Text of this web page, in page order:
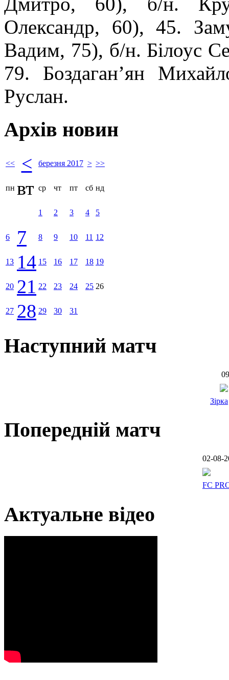
Олександр, 60), 45.
Вадим, 75), б/н. Білоус
79. Боздаган’ян
Руслан.
Архів новин
<< < березня 2017 > >>
пн вт ср чт пт сб нд
1 2 3 4 5
6 7 8 9 10 11 12
13 14 15 16 17 18 19
20 21 22 23 24 25 26
27 28 29 30 31
Наступний матч
Зірка
Попередній матч
02-08-
FC
Актуальне відео